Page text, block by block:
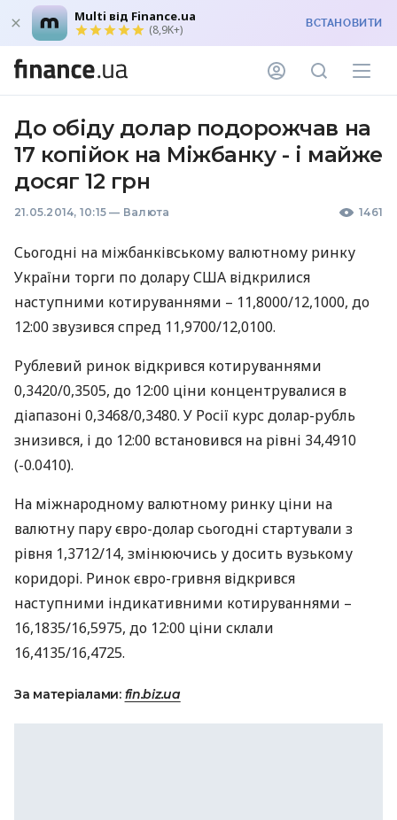
Multi від Finance.ua
(8,9K+) ВСТАНОВИТИ
До обіду долар подорожчав на
17 копійок на Міжбанку - і майже
досяг 12 грн
21.05.2014, 10:15 — Валюта 1461
Сьогодні на міжбанківському валютному ринку
України торги по доларуСША відкрилися
наступними котируваннями – 11,8000/12,1000, до
12:00 звузився спред 11,9700/12,0100.
Рублевий ринок відкрився котируваннями
0,3420/0,3505, до 12:00 ціни концентрувалися в
діапазоні 0,3468/0,3480. У Росії курс долар-рубль
знизився, і до 12:00 встановився на рівні 34,4910
(-0.0410).
На міжнародному валютному ринку ціни на
валютну пару євро-долар сьогодні стартували з
рівня 1,3712/14, змінюючись у досить вузькому
коридорі. Ринок євро-гривня відкрився
наступними індикативними котируваннями –
16,1835/16,5975, до 12:00 ціни склали
16,4135/16,4725.
За матеріалами: fin.biz.ua